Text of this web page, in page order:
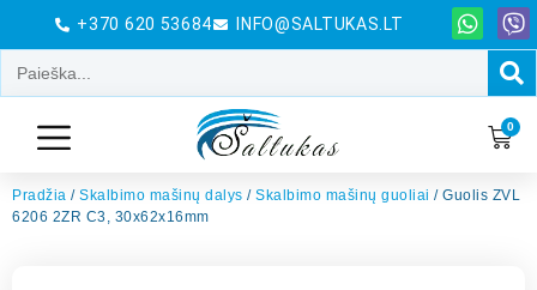
+370 620 53684 INFO@SALTUKAS.LT
0
Pradžia / Skalbimo mašinų dalys / Skalbimo mašinų guoliai / Guolis ZVL
6206 2ZR C3, 30x62x16mm